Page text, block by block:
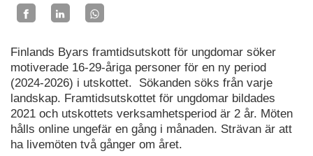
Finlands Byars framtidsutskott för ungdomar söker
motiverade 16-29-åriga personer för en ny period
(2024-2026) i utskottet. Sökanden söks från varje
landskap. Framtidsutskottet för ungdomar bildades
2021 och utskottets verksamhetsperiod är 2 år. Möten
hålls online ungefär en gång i månaden. Strävan är att
ha livemöten två gånger om året.